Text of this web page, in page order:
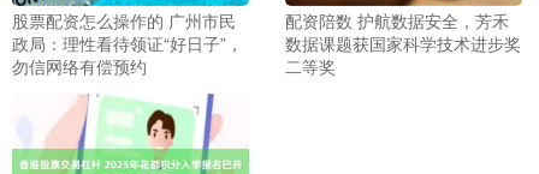
股票配资怎么操作的 广州市民
政局：理性看待领证“好日子”，
勿信网络有偿预约
配资陪数 护航数据安全，芳禾
数据课题获国家科学技术进步奖
二等奖